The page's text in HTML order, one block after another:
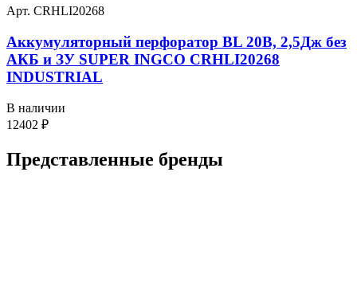
Арт. CRHLI20268
Аккумуляторный перфоратор BL 20В, 2,5Дж без
АКБ и ЗУ SUPER INGCO CRHLI20268
INDUSTRIAL
В наличии
12402 ₽
Представленные бренды